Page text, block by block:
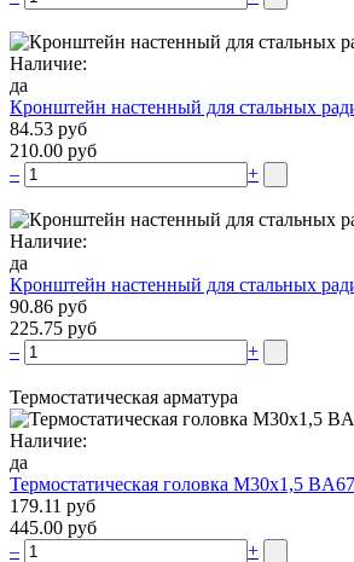
Наличие:
да
Кронштейн настенный для стальных
84.53 руб
210.00 руб
–
+
Наличие:
да
Кронштейн настенный для стальных
90.86 руб
225.75 руб
–
+
Термостатическая арматура
Наличие:
да
Термостатическая головка М30х1,5
179.11 руб
445.00 руб
–
+